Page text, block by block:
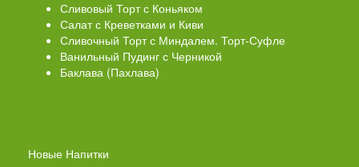
Сливовый Торт с Коньяком
Салат с Креветками и Киви
Сливочный Торт с Миндалем. Торт-Суфле
Ванильный Пудинг с Черникой
Баклава (Пахлава)
Новые Напитки